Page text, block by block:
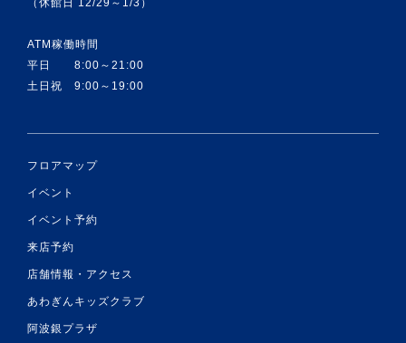
ATM稼働時間
平日 8:00～21:00
土日祝 9:00～19:00
フロアマップ
イベント
イベント予約
来店予約
店舗情報・アクセス
あわぎんキッズクラブ
阿波銀プラザ